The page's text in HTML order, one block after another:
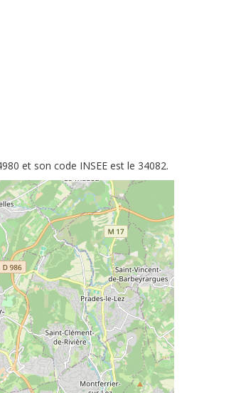
et son code INSEE est le 34082.